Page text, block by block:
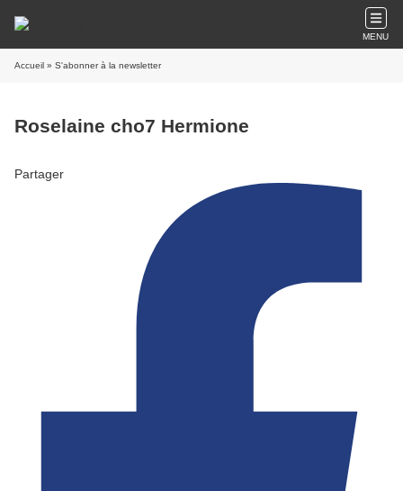
MENU
Accueil » S'abonner à la newsletter
Roselaine cho7 Hermione
Partager